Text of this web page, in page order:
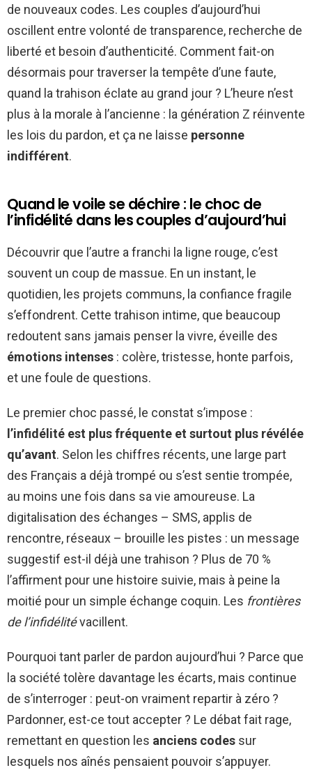
de nouveaux codes. Les couples d’aujourd’hui
oscillent entre volonté de transparence, recherche de
liberté et besoin d’authenticité. Comment fait-on
désormais pour traverser la tempête d’une faute,
quand la trahison éclate au grand jour ? L’heure n’est
plus à la morale à l’ancienne : la génération Z réinvente
les lois du pardon, et ça ne laisse personne
indifférent.
Quand le voile se déchire : le choc de
l’infidélité dans les couples d’aujourd’hui
Découvrir que l’autre a franchi la ligne rouge, c’est
souvent un coup de massue. En un instant, le
quotidien, les projets communs, la confiance fragile
s’effondrent. Cette trahison intime, que beaucoup
redoutent sans jamais penser la vivre, éveille des
émotions intenses : colère, tristesse, honte parfois,
et une foule de questions.
Le premier choc passé, le constat s’impose :
l’infidélité est plus fréquente et surtout plus révélée
qu’avant. Selon les chiffres récents, une large part
des Français a déjà trompé ou s’est sentie trompée,
au moins une fois dans sa vie amoureuse. La
digitalisation des échanges – SMS, applis de
rencontre, réseaux – brouille les pistes : un message
suggestif est-il déjà une trahison ? Plus de 70 %
l’affirment pour une histoire suivie, mais à peine la
moitié pour un simple échange coquin. Les frontières
de l’infidélitévacillent.
Pourquoi tant parler de pardon aujourd’hui ? Parce que
la société tolère davantage les écarts, mais continue
de s’interroger : peut-on vraiment repartir à zéro ?
Pardonner, est-ce tout accepter ? Le débat fait rage,
remettant en question les anciens codes sur
lesquels nos aînés pensaient pouvoir s’appuyer.